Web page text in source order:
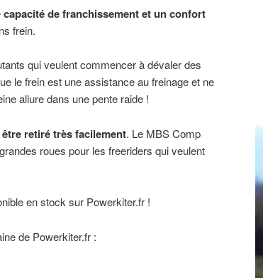
capacité de franchissement et un confort
frein.
qui veulent commencer à dévaler des
le frein est une assistance au freinage et ne
allure dans une pente raide !
retiré très facilement. Le MBS Comp
roues pour les freeriders qui veulent
en stock sur Powerkiter.fr !
de Powerkiter.fr :